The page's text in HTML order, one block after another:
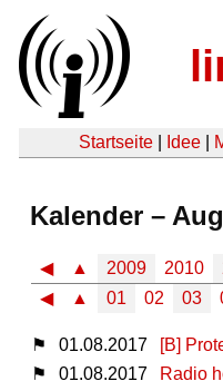
Startseite Idee
Kalender –
◀ ▲ 2009 2010
◀
▲ 01 02 03
⚑ 01.08.2017
[B]
⚑
01.08.2017 Radio